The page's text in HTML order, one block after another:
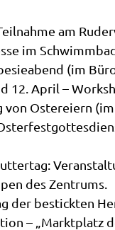
am
im
(im
12. April –
von Ostereiern (im
des Zentrums.
der bestickten
– „Marktplatz